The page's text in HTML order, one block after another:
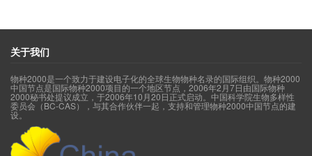
关于我们
物种2000是一个致力于建设电子化的全球生物物种名录的国际组织。物种2000
中国节点是国际物种2000项目的一个地区节点，2006年2月7日由国际物种
2000秘书处提议成立，于2006年10月20日正式启动。中国科学院生物多样性
委员会（BC-CAS），与其合作伙伴一起，支持和管理物种2000中国节点的建
设。